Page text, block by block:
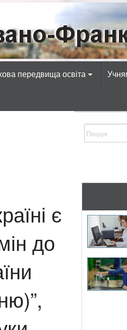
економічних,
передвища освіта
є
до